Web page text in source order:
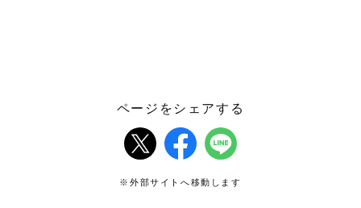
ページをシェアする
※外部サイトへ移動します